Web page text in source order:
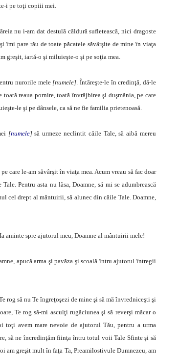
i pe toţi copiii mei.
nu i-am dat destulă căldură sufletească, nici dragoste
îmi pare rău de toate păcatele săvârşite de mine în viaţa
greşit, iartă-o şi miluieşte-o şi pe soţia mea.
nurorile mele [numele]. Întăreşte-le în credinţă, dă-le
reaua pornire, toată învrăjbirea şi duşmănia, pe care
le şi pe dânsele, ca să ne fie familia prietenoasă.
[numele]să urmeze neclintit căile Tale, să aibă mereu
le-am săvârşit în viaţa mea. Acum vreau să fac doar
Pentru asta nu lăsa, Doamne, să mi se adumbrească
cel drept al mântuirii, să alunec din căile Tale. Doamne,
spre ajutorul meu, Doamne al mântuirii mele!
apucă arma şi pavăza şi scoală întru ajutorul întregii
să nu Te îngreţoşezi de mine şi să mă învredniceşti şi
Te rog să-mi asculţi rugăciunea şi să reverşi măcar o
toţi avem mare nevoie de ajutorul Tău, pentru a urma
să ne încredinţăm fiinţa întru totul voii Tale Sfinte şi să
am greşit mult în faţa Ta, Preamilostivule Dumnezeu, am